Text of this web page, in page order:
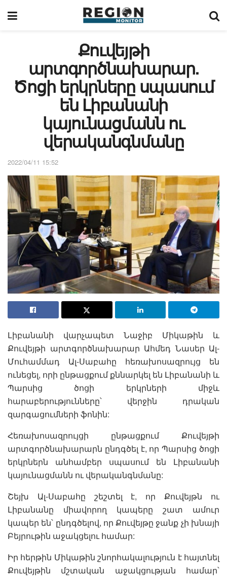
Քուվեյթի
արտգործնախարար.
Ծոցի երկրները սպասում
են Լիբանանի
կայունացմանն ու
վերականգնմանը
2022/04/11 15:52
Լիբանանի վարչապետ Նաջիբ Միկաթին և
Քուվեյթի արտգործնախարար Ահմեդ Նասեր Ալ-
Մուհամմադ Ալ-Սաբահը հեռախոսազրույց են
ունեցել, որի ընթացքում քննարկել են Լիբանանի և
Պարսից ծոցի երկրների միջև
հարաբերությունները՝ վերջին դրական
զարգացումների ֆոնին:
Հեռախոսազրույցի ընթացքում Քուվեյթի
արտգործնախարարն ընդգծել է, որ Պարսից ծոցի
երկրներն անհամբեր սպասում են Լիբանանի
կայունացմանն ու վերականգնմանը:
Շեյխ Ալ-Սաբահը շեշտել է, որ Քուվեյթն ու
Լիբանանը միավորող կապերը շատ ամուր
կապեր են՝ ընդգծելով, որ Քուվեյթը ջանք չի խնայի
Բեյրութին աջակցելու համար:
Իր հերթին Միկաթին շնորհակալություն է հայտնել
Քուվեյթին մշտական ​​աջակցության համար՝